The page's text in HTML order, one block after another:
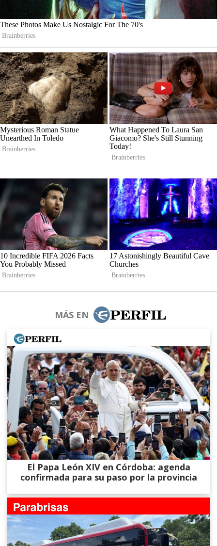
MÁS EN
El Papa León XIV en Córdoba: agenda
confirmada para su paso por la provincia